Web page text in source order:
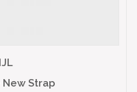
New Strap